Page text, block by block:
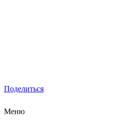
Поделиться
Меню